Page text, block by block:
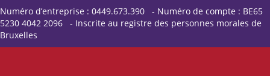
Numéro d’entreprise : 0449.673.390 - Numéro de compte : BE65
5230 4042 2096 - Inscrite au registre des personnes morales de
Bruxelles